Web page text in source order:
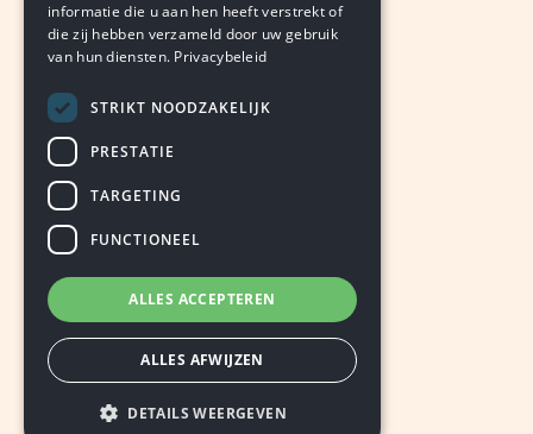
informatie die u aan hen heeft verstrekt of
die zij hebben verzameld door uw gebruik
van hun diensten. Privacybeleid
STRIKT NOODZAKELIJK
PRESTATIE
TARGETING
FUNCTIONEEL
ALLES ACCEPTEREN
ALLES AFWIJZEN
DETAILS WEERGEVEN